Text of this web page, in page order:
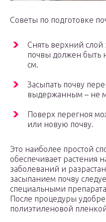
Советы по подготовке
Снять верхний
почвы должен быть
см.
Засыпать почву
выдержанным – не
Поверх перегноя
или новую почву.
Это наиболее простой
обеспечивает растения
заболеваний и
засыпанием почву
специальными
После процедуры
полиэтиленовой